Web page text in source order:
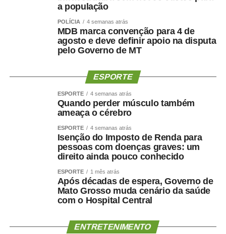
a população
POLÍCIA 4 semanas atrás
MDB marca convenção para 4 de
agosto e deve definir apoio na disputa
pelo Governo de MT
ESPORTE
ESPORTE 4 semanas atrás
Quando perder músculo também
ameaça o cérebro
ESPORTE 4 semanas atrás
Isenção do Imposto de Renda para
pessoas com doenças graves: um
direito ainda pouco conhecido
ESPORTE 1 mês atrás
Após décadas de espera, Governo de
Mato Grosso muda cenário da saúde
com o Hospital Central
ENTRETENIMENTO